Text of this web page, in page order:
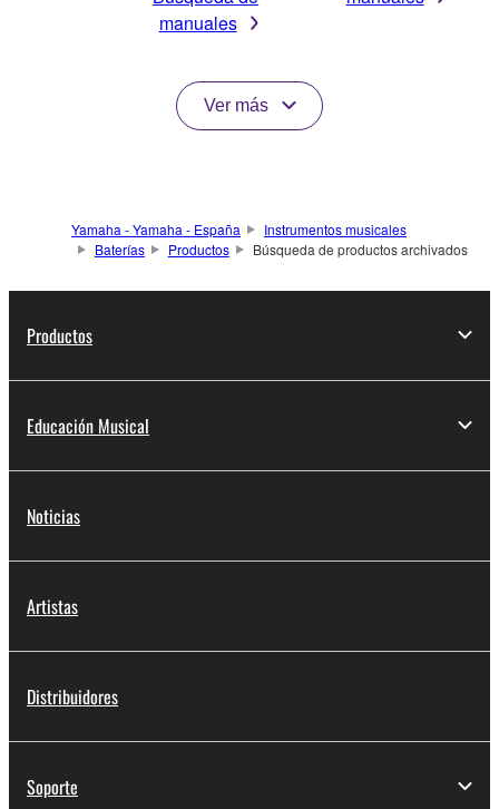
manuales
Ver más
Yamaha - Yamaha - España
Instrumentos musicales
Baterías
Productos Búsqueda de productos archivados
Productos
Educación Musical
Noticias
Artistas
Distribuidores
Soporte